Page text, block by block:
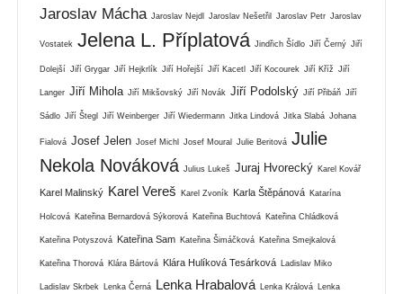
Jaroslav Mácha Jaroslav Nejdl Jaroslav Nešetřil Jaroslav Petr Jaroslav
Vostatek Jelena L. Příplatová Jindřich Šídlo Jiří Černý Jiří
Dolejší Jiří Grygar Jiří Hejkrlík Jiří Hořejší Jiří Kacetl Jiří Kocourek Jiří Kříž Jiří
Langer Jiří Mihola Jiří Mikšovský Jiří Novák Jiří Podolský Jiří Přibáň Jiří
Sádlo Jiří Štegl Jiří Weinberger Jiří Wiedermann Jitka Lindová Jitka Slabá Johana
Fialová Josef Jelen Josef Michl Josef Moural Julie Beritová Julie
Nekola Nováková Julius Lukeš Juraj Hvorecký Karel Kovář
Karel Malinský Karel Vereš Karel Zvoník Karla Štěpánová Katarína
Holcová Kateřina Bernardová Sýkorová Kateřina Buchtová Kateřina Chládková
Kateřina Potyszová Kateřina Sam Kateřina Šimáčková Kateřina Smejkalová
Kateřina Thorová Klára Bártová Klára Hulíková Tesárková Ladislav Miko
Ladislav Skrbek Lenka Černá Lenka Hrabalová Lenka Králová Lenka